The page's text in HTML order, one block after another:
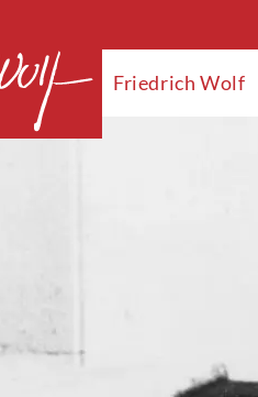
Friedrich Wolf